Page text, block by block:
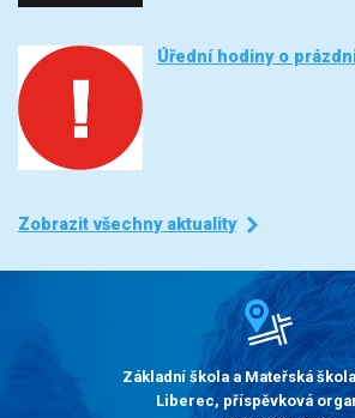
Úřední hodiny o
Zobrazit všechny aktuality
Základní škola a Mateřská
Liberec, příspěvková